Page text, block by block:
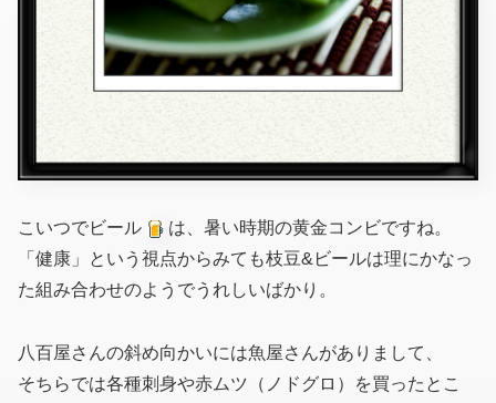
こいつでビール
は、暑い時期の黄金コンビですね。
「健康」という視点からみても枝豆&ビールは理にかなっ
た組み合わせのようでうれしいばかり。
八百屋さんの斜め向かいには魚屋さんがありまして、
そちらでは各種刺身や赤ムツ（ノドグロ）を買ったとこ